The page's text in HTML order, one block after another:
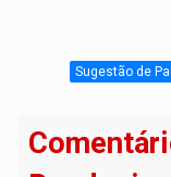
Sugestão de